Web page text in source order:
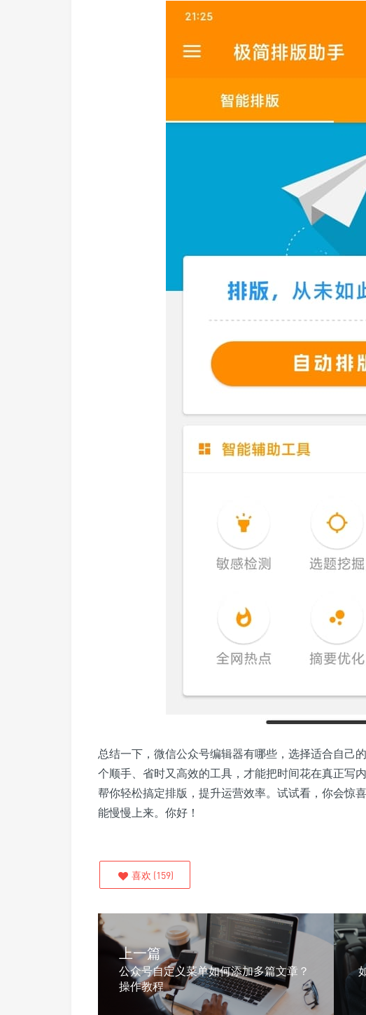
总结一下，微信公众号编辑器有哪些，选择适合自己
个顺手、省时又高效的工具，才能把时间花在真正写
帮你轻松搞定排版，提升运营效率。试试看，你会惊
能慢慢上来。你好！
喜欢 (159)
上一篇
公众号自定义菜单如何添加多篇文章？
操作教程